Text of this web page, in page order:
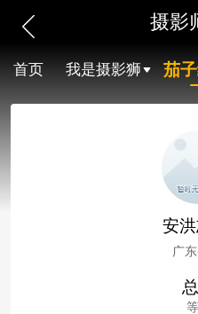
摄影
首页 我是摄影狮 茄
安
广